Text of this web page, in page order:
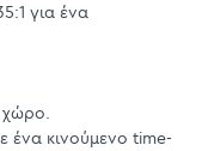
για ένα
χώρο.
ένα κινούμενο time-